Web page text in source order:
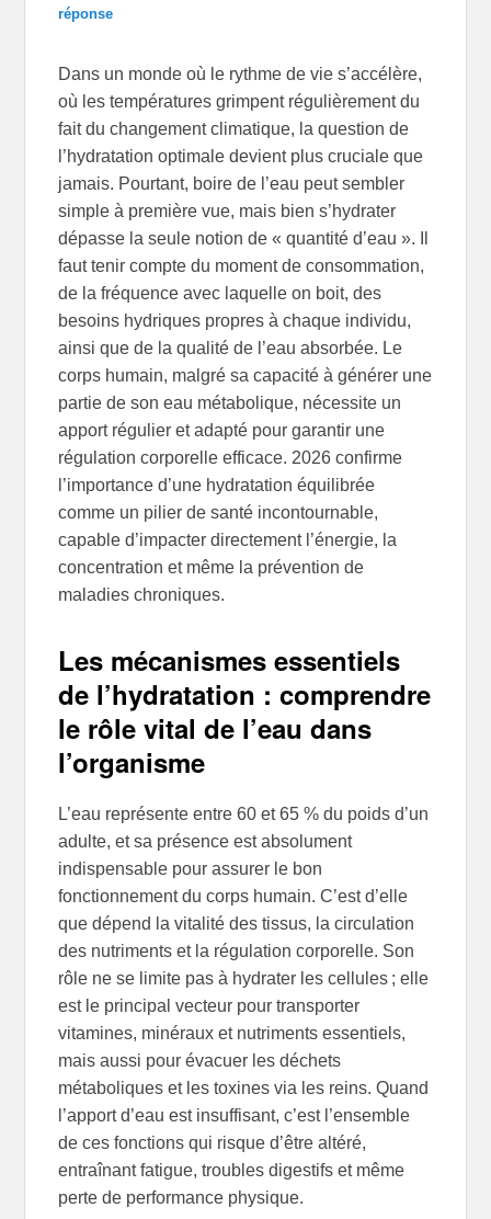
réponse
Dans un monde où le rythme de vie s’accélère,
où les températures grimpent régulièrement du
fait du changement climatique, la question de
l’hydratation optimale devient plus cruciale que
jamais. Pourtant, boire de l’eau peut sembler
simple à première vue, mais bien s’hydrater
dépasse la seule notion de « quantité d’eau ». Il
faut tenir compte du moment de consommation,
de la fréquence avec laquelle on boit, des
besoins hydriques propres à chaque individu,
ainsi que de la qualité de l’eau absorbée. Le
corps humain, malgré sa capacité à générer une
partie de son eau métabolique, nécessite un
apport régulier et adapté pour garantir une
régulation corporelle efficace. 2026 confirme
l’importance d’une hydratation équilibrée
comme un pilier de santé incontournable,
capable d’impacter directement l’énergie, la
concentration et même la prévention de
maladies chroniques.
Les mécanismes essentiels
de l’hydratation : comprendre
le rôle vital de l’eau dans
l’organisme
L’eau représente entre 60 et 65 % du poids d’un
adulte, et sa présence est absolument
indispensable pour assurer le bon
fonctionnement du corps humain. C’est d’elle
que dépend la vitalité des tissus, la circulation
des nutriments et la régulation corporelle. Son
rôle ne se limite pas à hydrater les cellules ; elle
est le principal vecteur pour transporter
vitamines, minéraux et nutriments essentiels,
mais aussi pour évacuer les déchets
métaboliques et les toxines via les reins. Quand
l’apport d’eau est insuffisant, c’est l’ensemble
de ces fonctions qui risque d’être altéré,
entraînant fatigue, troubles digestifs et même
perte de performance physique.